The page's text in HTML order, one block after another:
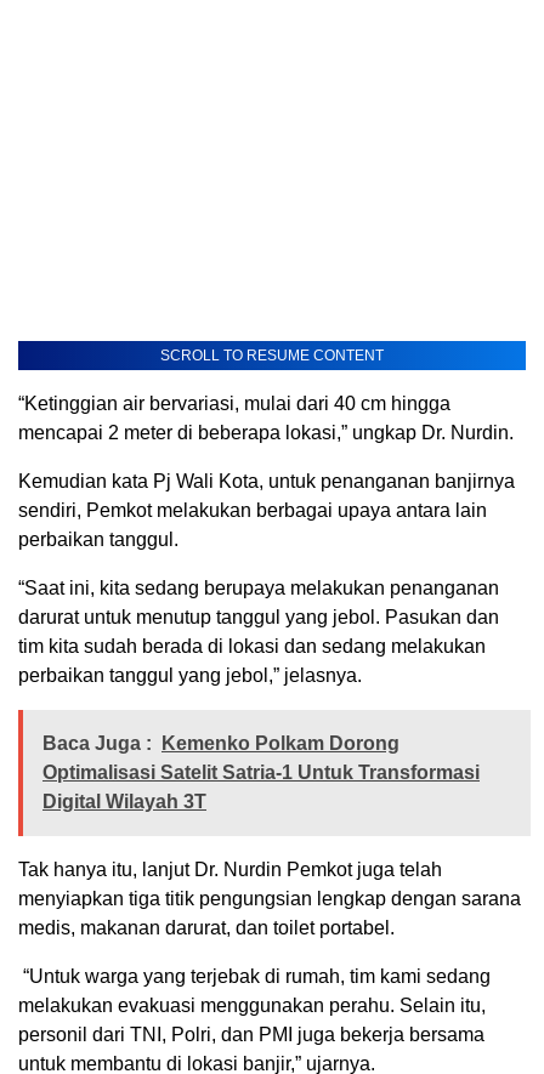
SCROLL TO RESUME CONTENT
“Ketinggian air bervariasi, mulai dari 40 cm hingga
mencapai 2 meter di beberapa lokasi,” ungkap Dr. Nurdin.
Kemudian kata Pj Wali Kota, untuk penanganan banjirnya
sendiri, Pemkot melakukan berbagai upaya antara lain
perbaikan tanggul.
“Saat ini, kita sedang berupaya melakukan penanganan
darurat untuk menutup tanggul yang jebol. Pasukan dan
tim kita sudah berada di lokasi dan sedang melakukan
perbaikan tanggul yang jebol,” jelasnya.
Baca Juga :
Kemenko Polkam Dorong
Optimalisasi Satelit Satria-1 Untuk Transformasi
Digital Wilayah 3T
Tak hanya itu, lanjut Dr. Nurdin Pemkot juga telah
menyiapkan tiga titik pengungsian lengkap dengan sarana
medis, makanan darurat, dan toilet portabel.
“Untuk warga yang terjebak di rumah, tim kami sedang
melakukan evakuasi menggunakan perahu. Selain itu,
personil dari TNI, Polri, dan PMI juga bekerja bersama
untuk membantu di lokasi banjir,” ujarnya.